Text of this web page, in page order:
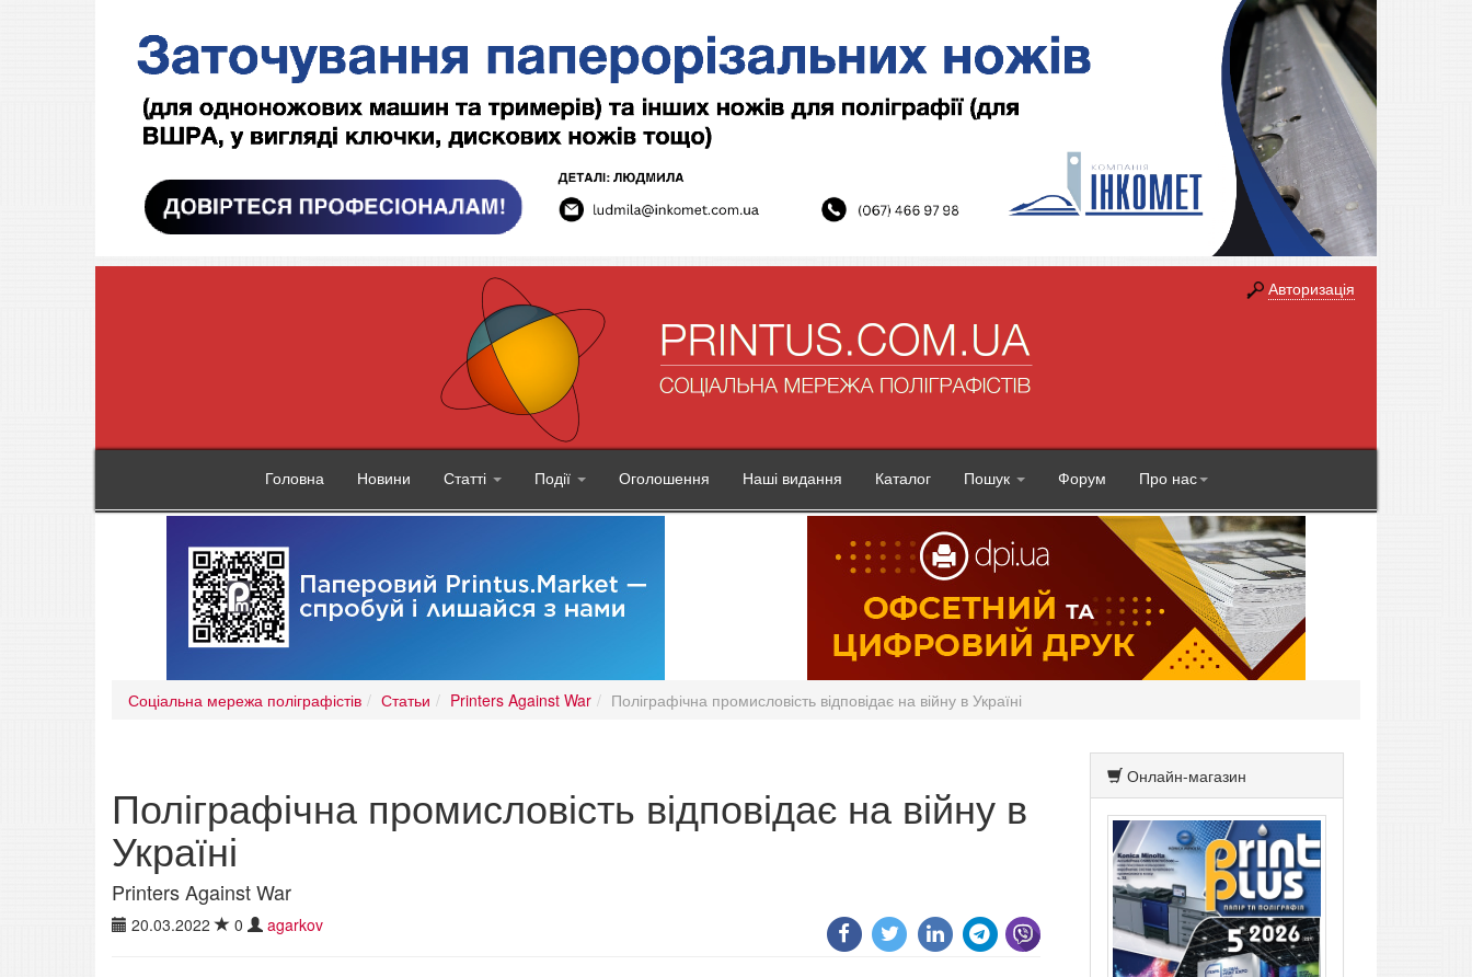
Авторизація
Головна Новини Статті Події Оголошення Наші видання Каталог Пошук Форум Про нас
Соціальна мережа поліграфістів Статьи Printers Against War Поліграфічна промисловість відповідає на війну в Україні
Поліграфічна промисловість відповідає на війну в
Україні
Printers Against War
20.03.2022 0 agarkov
Онлайн-магазин